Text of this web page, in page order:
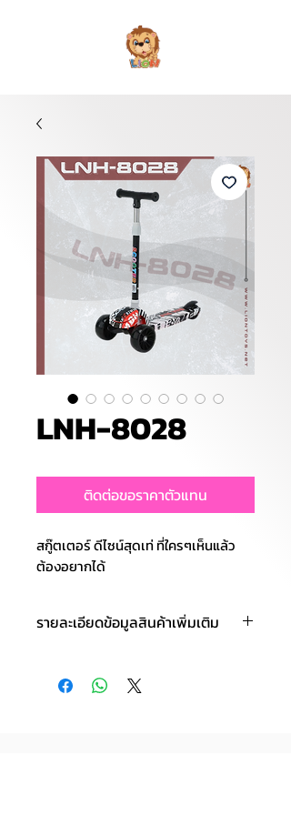
LNH-8028
ติดต่อขอราคาตัวแทน
สกู๊ตเตอร์ ดีไซน์สุดเท่ ที่ใครๆเห็นแล้ว
ต้องอยากได้
รายละเอียดข้อมูลสินค้าเพิ่มเติม
แรงปลอดภัย ปรับระดับความสูงได้
ล้อมีแฟลช